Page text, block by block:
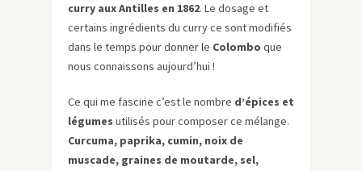
curry aux Antilles en 1862. Le dosage et
certains ingrédients du curry ce sont modifiés
dans le temps pour donner le Colombo que
nous connaissons aujourd’hui !
Ce qui me fascine c’est le nombre d’épices et
légumes utilisés pour composer ce mélange.
Curcuma, paprika, cumin, noix de
muscade, graines de moutarde, sel,